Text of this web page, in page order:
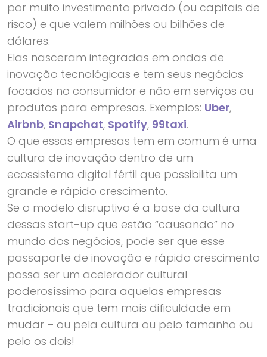
por muito investimento privado (ou capitais de
risco) e que valem milhões ou bilhões de
dólares.
Elas nasceram integradas em ondas de
inovação tecnológicas e tem seus negócios
focados no consumidor e não em serviços ou
produtos para empresas. Exemplos: Uber,
Airbnb, Snapchat, Spotify, 99taxi.
O que essas empresas tem em comum é uma
cultura de inovação dentro de um
ecossistema digital fértil que possibilita um
grande e rápido crescimento.
Se o modelo disruptivo é a base da cultura
dessas start-up que estão “causando” no
mundo dos negócios, pode ser que esse
passaporte de inovação e rápido crescimento
possa ser um acelerador cultural
poderosíssimo para aquelas empresas
tradicionais que tem mais dificuldade em
mudar – ou pela cultura ou pelo tamanho ou
pelo os dois!